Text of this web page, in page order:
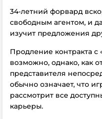
34-летний форвард
свободным агентом, и
изучит предложения
Продление контракта
возможно, однако, как
представителя
обычно означает, что
рассмотрит все
карьеры.